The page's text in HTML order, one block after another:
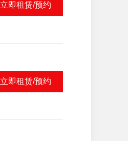
立即租赁/预约
立即租赁/预约